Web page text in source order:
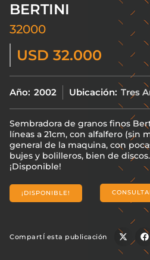
BERTINI
32000
USD 32.000
Año: 2002 Ubicación: Tres
Sembradora de granos finos
líneas a 21cm, con alfalfero (sin
general de la maquina, con
bujes y bolilleros, bien de discos.
¡Disponible!
¡DISPONIBLE!
CompartÍ esta publicación